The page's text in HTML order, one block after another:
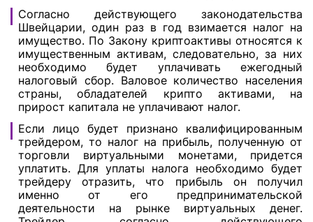
Согласно действующего законодательства
Швейцарии, один раз в год взимается налог на
имущество. По Закону криптоактивы относятся к
имущественным активам, следовательно, за них
необходимо будет уплачивать ежегодный
налоговый сбор. Валовое количество населения
страны, обладателей крипто активами, на
прирост капитала не уплачивают налог.
Если лицо будет признано квалифицированным
трейдером, то налог на прибыль, полученную от
торговли виртуальными монетами, придется
уплатить. Для уплаты налога необходимо будет
трейдеру отразить, что прибыль он получил
именно от его предпринимательской
деятельности на рынке виртуальных денег.